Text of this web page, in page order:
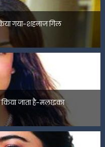
गया-शहनाज गिल
जाता है-मलाइका